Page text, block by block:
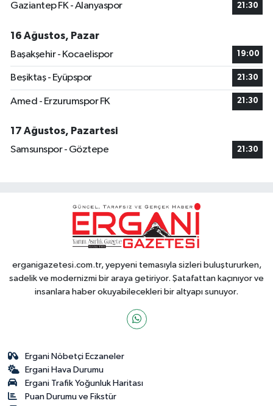
Gaziantep FK - Alanyaspor 21:30
16 Ağustos, Pazar
Başakşehir - Kocaelispor
19:00
Beşiktaş - Eyüpspor 21:30
Amed - Erzurumspor FK 21:30
17 Ağustos, Pazartesi
Samsunspor - Göztepe
21:30
erganigazetesi.com.tr, yepyeni temasıyla sizleri buluştururken,
sadelik ve modernizmi bir araya getiriyor. Şatafattan kaçınıyor ve
insanlara haber okuyabilecekleri bir altyapı sunuyor.
Ergani Nöbetçi Eczaneler
Ergani Hava Durumu
Ergani Trafik Yoğunluk Haritası
Puan Durumu ve Fikstür